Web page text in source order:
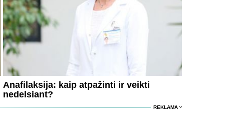
Anafilaksija: kaip atpažinti ir veikti
nedelsiant?
REKLAMA